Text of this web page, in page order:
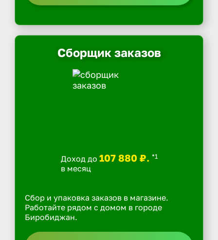
Сборщик заказов
Доход до 107 880 ₽. *1
в месяц
Сбор и упаковка заказов в магазине.
Работайте рядом с домом в городе
Биробиджан.